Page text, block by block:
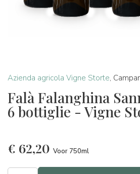
Azienda agricola Vigne Storte,
Falà Falanghina
6 bottiglie - Vigne
€ 62,20 Voor 750ml